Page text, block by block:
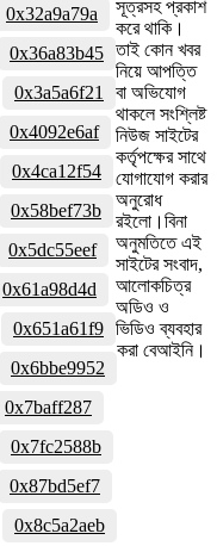
0x32a9a79a
0x36a83b45
0x3a5a6f21
0x4092e6af
0x4ca12f54
0x58bef73b
0x5dc55eef
0x61a98d4d
0x651a61f9
0x6bbe9952
0x7baff287
0x7fc2588b
0x87bd5ef7
0x8c5a2aeb
সূত্রসহ প্রকাশ
করে থাকি।
তাই কোন খবর
নিয়ে আপত্তি
বা অভিযোগ
থাকলে সংশ্লিষ্ট
নিউজ সাইটের
কর্তৃপক্ষের সাথে
যোগাযোগ করার
অনুরোধ
রইলো।বিনা
অনুমতিতে এই
সাইটের সংবাদ,
আলোকচিত্র
অডিও ও
ভিডিও ব্যবহার
করা বেআইনি।